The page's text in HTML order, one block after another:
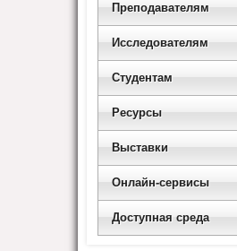
Преподавателям
Исследователям
Студентам
Ресурсы
Выставки
Онлайн-сервисы
Доступная среда